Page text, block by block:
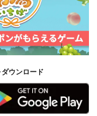
ウンロード